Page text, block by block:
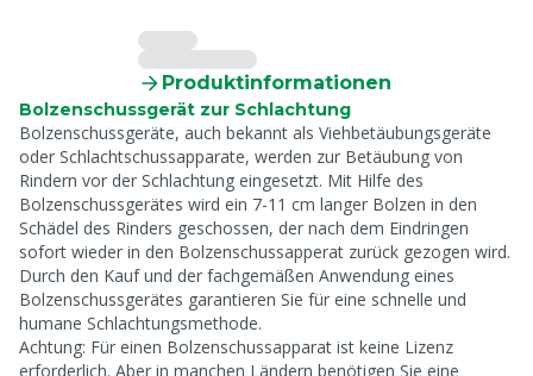
Produktinformationen
Bolzenschussgerät zur Schlachtung
Bolzenschussgeräte, auch bekannt als Viehbetäubungsgeräte
oder Schlachtschussapparate, werden zur Betäubung von
Rindern vor der Schlachtung eingesetzt. Mit Hilfe des
Bolzenschussgerätes wird ein 7-11 cm langer Bolzen in den
Schädel des Rinders geschossen, der nach dem Eindringen
sofort wieder in den Bolzenschussapperat zurück gezogen wird.
Durch den Kauf und der fachgemäßen Anwendung eines
Bolzenschussgerätes garantieren Sie für eine schnelle und
humane Schlachtungsmethode.
Achtung: Für einen Bolzenschussapparat ist keine Lizenz
erforderlich. Aber in manchen Ländern benötigen Sie eine